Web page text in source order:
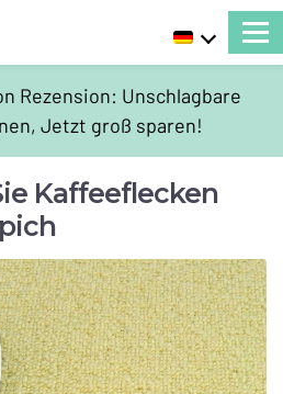
Rezension: Unschlagbare
Jetzt groß sparen!
Kaffeeflecken